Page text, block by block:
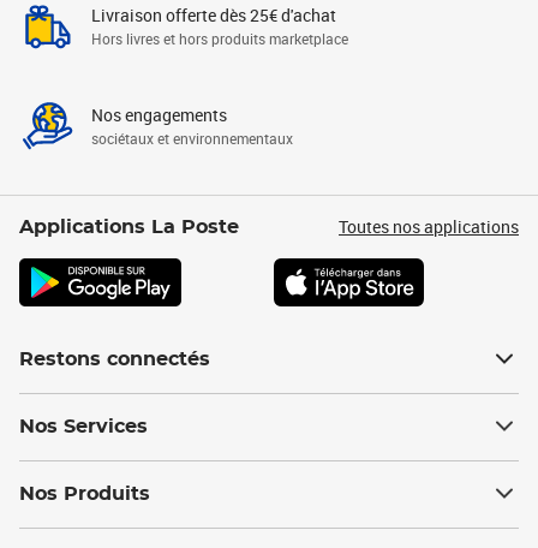
Livraison offerte dès 25€ d'achat
Hors livres et hors produits marketplace
Nos engagements
sociétaux et environnementaux
Applications La Poste Toutes nos applications
Restons connectés
Nos Services
Nos Produits